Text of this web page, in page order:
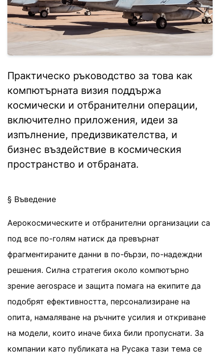
Практическо ръководство за това как
компютърната визия поддържа
космически и отбранителни операции,
включително приложения, идеи за
изпълнение, предизвикателства, и
бизнес въздействие в космическия
пространство и отбраната.
§ Въведение
Аерокосмическите и отбранителни организации са
под все по-голям натиск да превърнат
фрагментираните данни в по-бързи, по-надеждни
решения. Силна стратегия около компютърно
зрение aerospace и защита помага на екипите да
подобрят ефективността, персонализиране на
опита, намаляване на ръчните усилия и откриване
на модели, които иначе биха били пропуснати. За
компании като публиката на Русака тази тема се